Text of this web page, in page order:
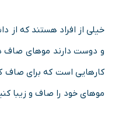
خیلی از افراد هستند که از
و دوست دارند موهای صاف
کارهایی است که برای صاف
موهای خود را صاف و زیبا